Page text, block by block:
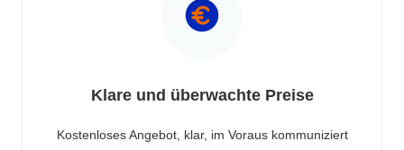
Klare und überwachte Preise
Kostenloses Angebot, klar, im Voraus kommuniziert